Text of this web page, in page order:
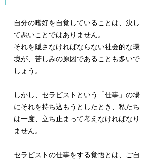
自分の嗜好を自覚していることは、決し
て悪いことではありません。
それを隠さなければならない社会的な環
境が、苦しみの原因であることも多いで
しょう。
しかし、セラピストという「仕事」の場
にそれを持ち込もうとしたとき、私たち
は一度、立ち止まって考えなければなり
ません。
セラピストの仕事をする覚悟とは、ご自